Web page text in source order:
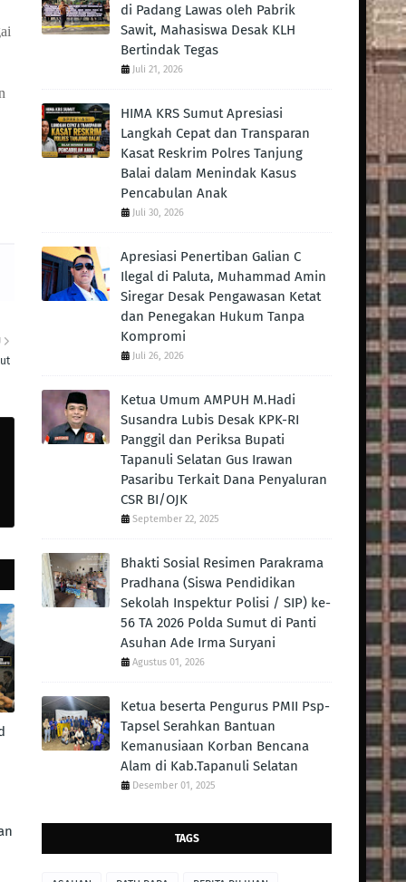
di Padang Lawas oleh Pabrik
Sawit, Mahasiswa Desak KLH
Bertindak Tegas ‎
Juli 21, 2026
HIMA KRS Sumut Apresiasi
Langkah Cepat dan Transparan
Kasat Reskrim Polres Tanjung
Balai dalam Menindak Kasus
Pencabulan Anak
Juli 30, 2026
Apresiasi Penertiban Galian C
Ilegal di Paluta, Muhammad Amin
Siregar Desak Pengawasan Ketat
dan Penegakan Hukum Tanpa
Kompromi
Juli 26, 2026
Ketua Umum AMPUH M.Hadi
Susandra Lubis Desak KPK-RI
Panggil dan Periksa Bupati
Tapanuli Selatan Gus Irawan
Pasaribu Terkait Dana Penyaluran
CSR BI/OJK
September 22, 2025
Bhakti Sosial Resimen Parakrama
Pradhana (Siswa Pendidikan
Sekolah Inspektur Polisi / SIP) ke-
56 TA 2026 Polda Sumut di Panti
Asuhan Ade Irma Suryani
Agustus 01, 2026
Ketua beserta Pengurus PMII Psp-
Tapsel Serahkan Bantuan
Kemanusiaan Korban Bencana
Alam di Kab.Tapanuli Selatan
Desember 01, 2025
TAGS